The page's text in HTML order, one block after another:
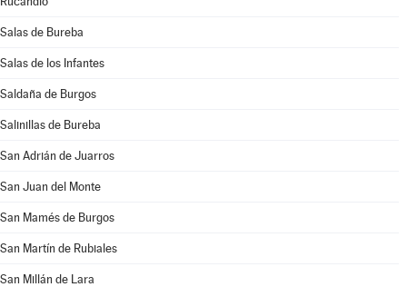
Salas de Bureba
Salas de los Infantes
Saldaña de Burgos
Salinillas de Bureba
San Adrián de Juarros
San Juan del Monte
San Mamés de Burgos
San Martín de Rubiales
San Millán de Lara